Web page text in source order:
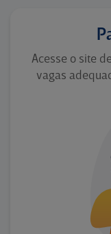
Acesse o site
vagas